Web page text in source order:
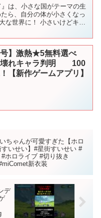
は、小さな国がテーマの生
ら、自分の体が小さくなっ
な世界に！ 小さいけどキラ
号】激熱★5無料選べ
壊れキャラ判明 100
【新作ゲームアプリ】
ちゃんが可愛すぎた【ホロ
いせい】#星街すいせい #
ホロライブ #切り抜き
新衣装
デ